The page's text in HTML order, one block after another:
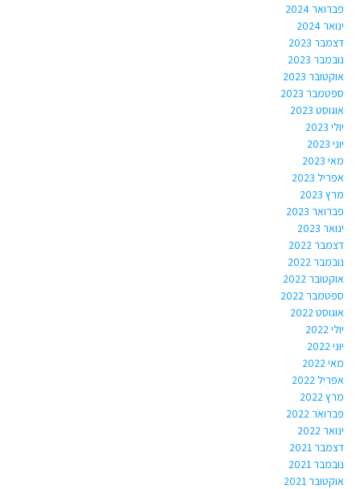
פברואר 2024
ינואר 2024
דצמבר 2023
נובמבר 2023
אוקטובר 2023
ספטמבר 2023
אוגוסט 2023
יולי 2023
יוני 2023
מאי 2023
אפריל 2023
מרץ 2023
פברואר 2023
ינואר 2023
דצמבר 2022
נובמבר 2022
אוקטובר 2022
ספטמבר 2022
אוגוסט 2022
יולי 2022
יוני 2022
מאי 2022
אפריל 2022
מרץ 2022
פברואר 2022
ינואר 2022
דצמבר 2021
נובמבר 2021
אוקטובר 2021